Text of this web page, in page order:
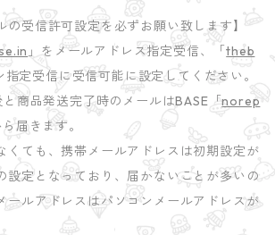
の受信許可設定を必ずお願い致します】
」をメールアドレス指定受信、「theb
指定受信に受信可能に設定してください。
商品発送完了時のメールはBASE「norep
ら届きます。
くても、携帯メールアドレスは初期設定が
設定となっており、届かないことが多いの
ールアドレスはパソコンメールアドレスが